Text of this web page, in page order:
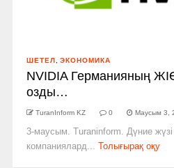
ШЕТЕЛ ЭКОНОМИКА
NVIDIA Германияның
озды…
TuranInform KZ 0 Маусым 3,
3-маусым. Turaninform. Дүние жүзі
компаниялард...
Толығырақ оқу